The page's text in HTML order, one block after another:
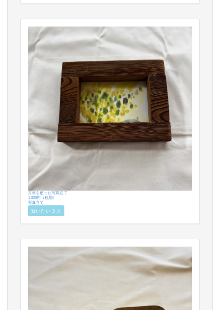
古材を使った写真立て
1,000円（税別）
写真立て
買いたい 3 人